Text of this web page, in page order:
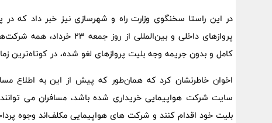
در این راستا سخنگوی وزارت راه و شهرسازی نیز خبر داد که
پروازهای داخلی و
کامل و بدون جریمه وجه بلیت پروازهای لغو شده، در کوتاه‌ترین
اخوان خاطرنشان کرد که همان‌طور که پیش از این به اطلاع
سایت شرکت هواپیمایی خریداری شده باشد، مسافران می
بلیت خود اقدام کنند و شرکت های هواپیمایی مکلف‌اند وجوه